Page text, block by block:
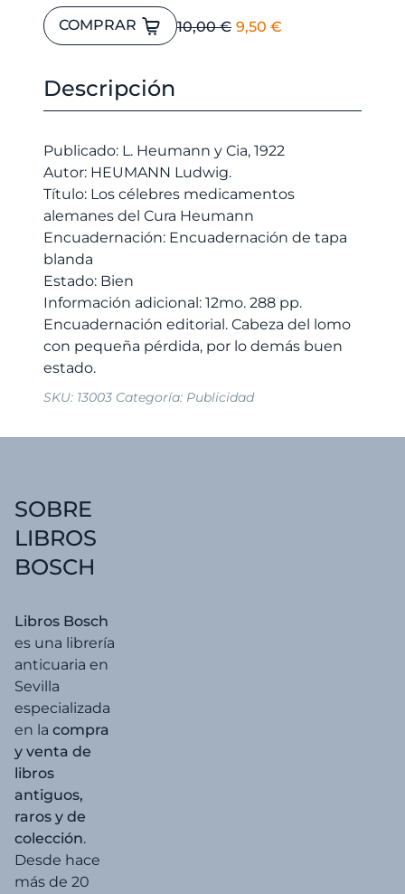
10,00€ El
9,50 €
Los
célebres
alemanes
Heumann
cantidad
COMPRAR
Descripción
Publicado: L. Heumann y Cia, 1922
Autor: HEUMANN Ludwig.
Título: Los célebres medicamentos
alemanes del Cura Heumann
Encuadernación: Encuadernación de tapa
blanda
Estado: Bien
Información adicional: 12mo. 288 pp.
Encuadernación editorial. Cabeza del lomo
con pequeña pérdida, por lo demás buen
SKU: 13003 Categoría: Publicidad
SOBRE
LIBROS
BOSCH
Libros Bosch
es una librería
anticuaria en
Sevilla
especializada
en la compra
y venta de
libros
antiguos,
raros y de
colección.
Desde hace
más de 20